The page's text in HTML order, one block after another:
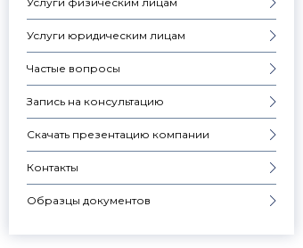
Услуги юридическим лицам
Частые вопросы
Запись на консультацию
Скачать презентацию компании
Контакты
Образцы документов